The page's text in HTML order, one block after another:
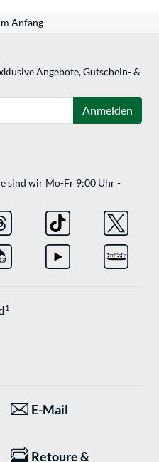
Anfang
Angebote, Gutschein- &
Anmelden
sind wir Mo-Fr 9:00 Uhr -
1
E-Mail
Retoure &